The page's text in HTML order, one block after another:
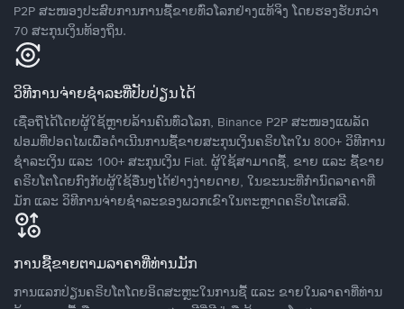
P2P ສະໜອງປະສົບການການຊື້ຂາຍທົ່ວໂລກຢ່າງແທ້ຈິງ ໂດຍຮອງຮັບກວ່າ
70 ສະກຸນເງິນທ້ອງຖິ່ນ.
ວິທີການຈ່າຍຊຳລະທີ່ປັບປ່ຽນໄດ້
ເຊື່ອຖືໄດ້ໂດຍຜູ້ໃຊ້ຫຼາຍລ້ານຄົນທົ່ວໂລກ, Binance P2P ສະໜອງແພລັດ
ຟອມທີ່ປອດໄພເພື່ອດໍາເນີນການຊື້ຂາຍສະກຸນເງິນຄຣິບໂຕໃນ 800+ ວິທີການ
ຊໍາລະເງິນ ແລະ 100+ ສະກຸນເງິນ Fiat. ຜູ້ໃຊ້ສາມາດຊື້, ຂາຍ ແລະ ຊື້ຂາຍ
ຄຣິບໂຕໂດຍກົງກັບຜູ້ໃຊ້ອື່ນໆໄດ້ຢ່າງງ່າຍດາຍ, ໃນຂະນະທີ່ກໍານົດລາຄາທີ່
ມັກ ແລະ ວິທີການຈ່າຍຊຳລະຂອງພວກເຂົາໃນຕະຫຼາດຄຣິບໂຕເສລີ.
ການຊື້ຂາຍຕາມລາຄາທີ່ທ່ານມັກ
ການແລກປ່ຽນຄຣິບໂຕໂດຍອິດສະຫຼະໃນການຊື້ ແລະ ຂາຍໃນລາຄາທີ່ທ່ານ